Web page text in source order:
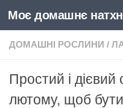
Skip to content
Моє домашнє
ДОМАШНІ РОСЛИНИ /
Простий і дієвий
лютому, щоб бути